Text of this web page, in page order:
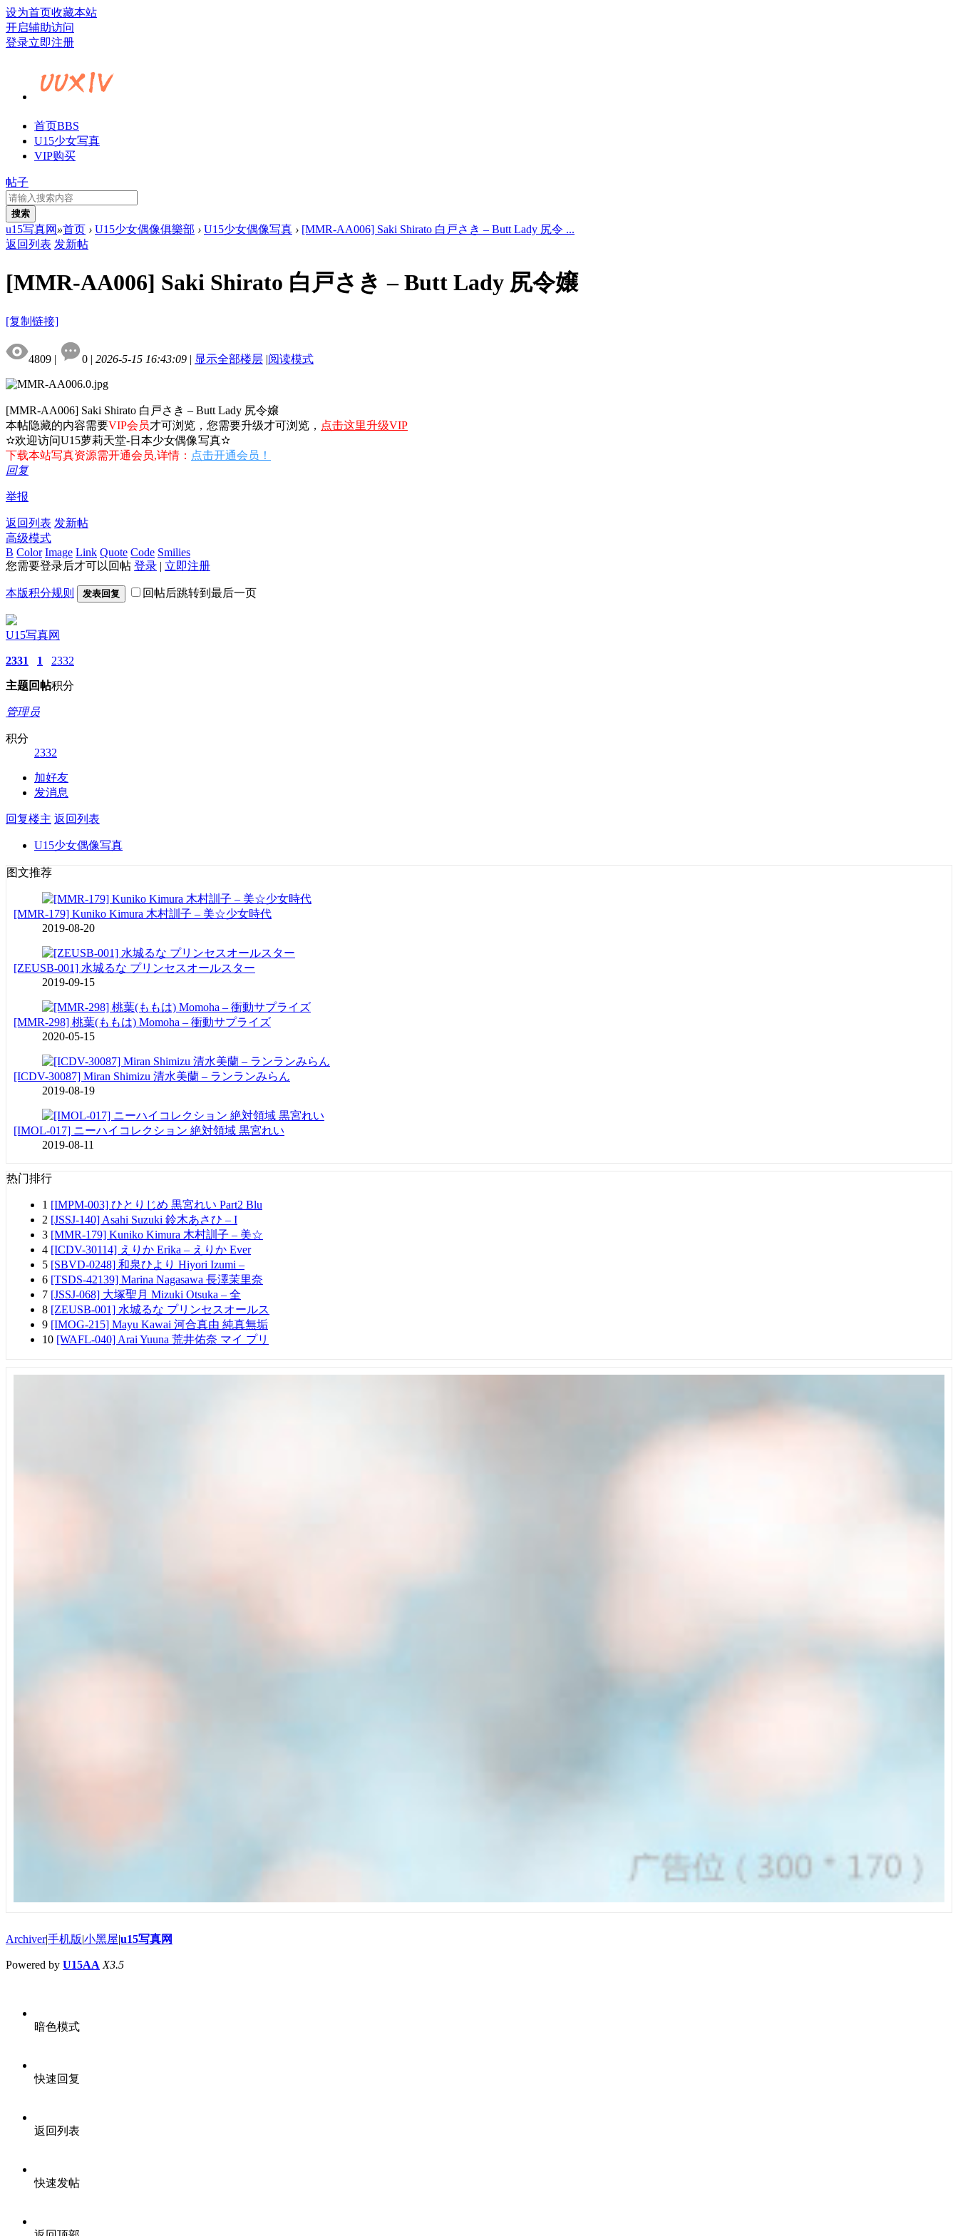
设为首页收藏本站
开启辅助访问
登录立即注册
首页BBS
U15少女写真
VIP购买
帖子
搜索
u15写真网 »首页 › U15少女偶像俱樂部 › U15少女偶像写真 › [MMR-AA006] Saki Shirato 白戸さき – Butt Lady 尻令 ...
返回列表 发新帖
[MMR-AA006] Saki Shirato 白戸さき – Butt Lady 尻令嬢
[复制链接]
4809 | 0 | 2026-5-15 16:43:09 | 显示全部楼层 |阅读模式
[MMR-AA006] Saki Shirato 白戸さき – Butt Lady 尻令嬢
本帖隐藏的内容需要VIP会员才可浏览，您需要升级才可浏览， 点击这里升级VIP
✫欢迎访问U15萝莉天堂-日本少女偶像写真✫
下载本站写真资源需开通会员,详情： 点击开通会员！
回复
举报
返回列表 发新帖
高级模式
B Color Image Link Quote Code Smilies
您需要登录后才可以回帖 登录 | 立即注册
本版积分规则 发表回复 回帖后跳转到最后一页
U15写真网
2331
主题
1
回帖
2332
积分
管理员
积分
2332
加好友
发消息
回复楼主 返回列表
U15少女偶像写真
图文推荐
[MMR-179] Kuniko Kimura 木村訓子 – 美☆少女時代
2019-08-20
[ZEUSB-001] 水城るな プリンセスオールスター
2019-09-15
[MMR-298] 桃葉(ももは) Momoha – 衝動サプライズ
2020-05-15
[ICDV-30087] Miran Shimizu 清水美蘭 – ランランみらん
2019-08-19
[IMOL-017] ニーハイコレクション 絶対領域 黒宮れい
2019-08-11
热门排行
1 [IMPM-003] ひとりじめ 黒宮れい Part2 Blu
2 [JSSJ-140] Asahi Suzuki 鈴木あさひ – I
3 [MMR-179] Kuniko Kimura 木村訓子 – 美☆
4 [ICDV-30114] えりか Erika – えりか Ever
5 [SBVD-0248] 和泉ひより Hiyori Izumi –
6 [TSDS-42139] Marina Nagasawa 長澤茉里奈
7 [JSSJ-068] 大塚聖月 Mizuki Otsuka – 全
8 [ZEUSB-001] 水城るな プリンセスオールス
9 [IMOG-215] Mayu Kawai 河合真由 純真無垢
10 [WAFL-040] Arai Yuuna 荒井佑奈 マイ プリ
Archiver|手机版|小黑屋|u15写真网
Powered by U15AA X3.5
暗色模式
快速回复
返回列表
快速发帖